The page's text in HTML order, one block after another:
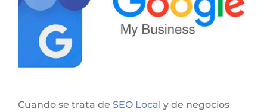
Cuando se trata de SEO Local y de negocios